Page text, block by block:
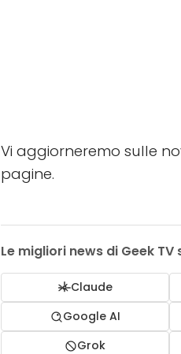
Vi aggiorneremo sulle
pagine.
Le migliori news di Geek TV
Claude
Google AI
Grok